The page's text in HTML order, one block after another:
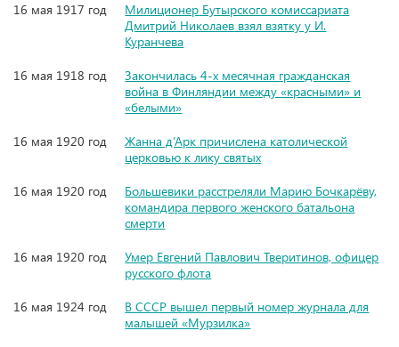
16 мая 1917 год
Милиционер Бутырского комиссариата
Дмитрий Николаев взял взятку у И.
Куранчева
16 мая 1918 год
Закончилась 4-х месячная гражданская
война в Финляндии между «красными» и
«белыми»
16 мая 1920 год
Жанна д’Арк причислена католической
церковью к лику святых
16 мая 1920 год
Большевики расстреляли Марию Бочкарёву,
командира первого женского батальона
смерти
16 мая 1920 год
Умер Евгений Павлович Тверитинов, офицер
русского флота
16 мая 1924 год
В СССР вышел первый номер журнала для
малышей «Мурзилка»